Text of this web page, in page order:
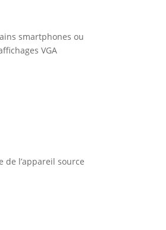
smartphones ou
VGA
de l’appareil source